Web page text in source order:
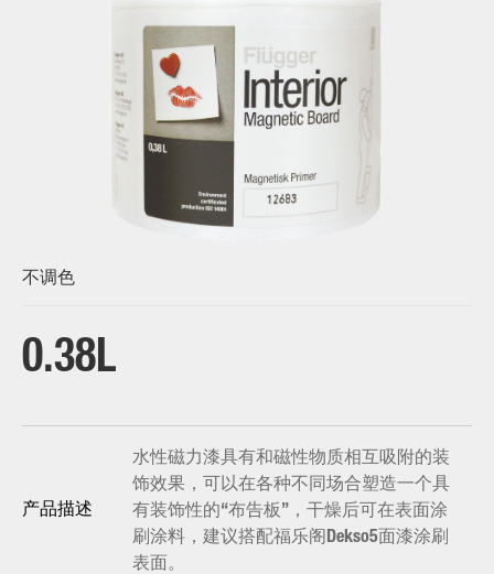
不调色
0.38L
产品描述
水性磁力漆具有和磁性物质相互吸附的装
饰效果，可以在各种不同场合塑造一个具
有装饰性的“布告板”，干燥后可在表面涂
刷涂料，建议搭配福乐阁Dekso5面漆涂刷
表面。